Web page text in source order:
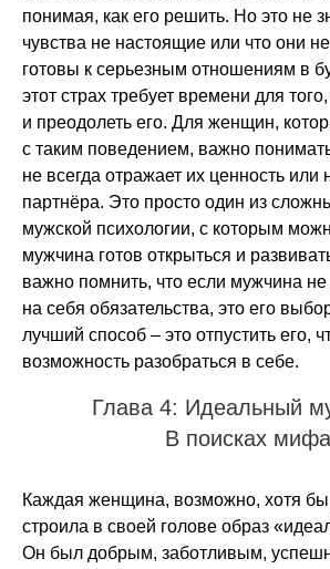
понимая, как его решить. Но это не
чувства не настоящие или что они
готовы к серьезным отношениям в
этот страх требует времени для
и преодолеть его. Для женщин,
с таким поведением, важно
не всегда отражает их ценность или
партнёра. Это просто один из
мужской психологии, с которым
мужчина готов открыться и
важно помнить, что если мужчина не
на себя обязательства, это его
лучший способ – это отпустить его,
возможность разобраться в себе.
Глава 4: Идеальный
В поисках мифа
Каждая женщина, возможно, хотя бы
строила в своей голове образ
Он был добрым, заботливым,